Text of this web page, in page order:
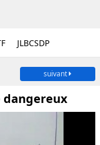
JLBCSDP
suivant